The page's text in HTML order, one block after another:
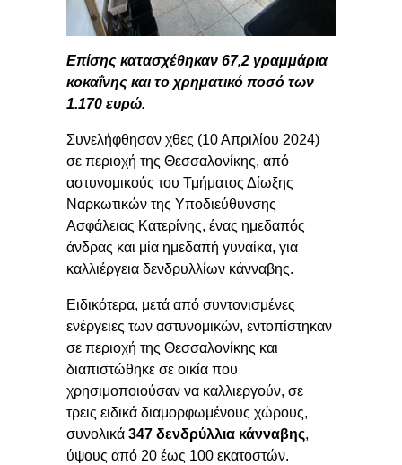
Επίσης κατασχέθηκαν 67,2 γραμμάρια
κοκαΐνης και το χρηματικό ποσό των
1.170 ευρώ.
Συνελήφθησαν χθες (10 Απριλίου 2024)
σε περιοχή της Θεσσαλονίκης, από
αστυνομικούς του Τμήματος Δίωξης
Ναρκωτικών της Υποδιεύθυνσης
Ασφάλειας Κατερίνης, ένας ημεδαπός
άνδρας και μία ημεδαπή γυναίκα, για
καλλιέργεια δενδρυλλίων κάνναβης.
Ειδικότερα, μετά από συντονισμένες
ενέργειες των αστυνομικών, εντοπίστηκαν
σε περιοχή της Θεσσαλονίκης και
διαπιστώθηκε σε οικία που
χρησιμοποιούσαν να καλλιεργούν, σε
τρεις ειδικά διαμορφωμένους χώρους,
συνολικά 347 δενδρύλλια κάνναβης,
ύψους από 20 έως 100 εκατοστών.